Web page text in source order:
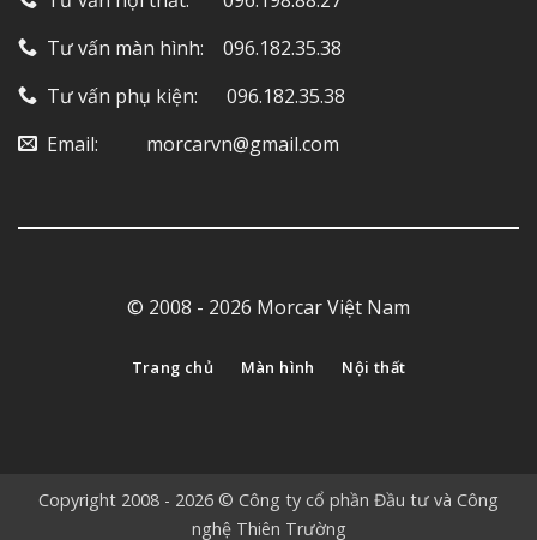
Tư vấn màn hình: ‎ ‎ ‎ 096.182.35.38
Tư vấn phụ kiện: ‎ ‎ ‎ ‎‎ ‎ 096.182.35.38
Email: ‎ ‎ ‎ ‎ ‎ ‎ ‎ ‎ ‎ morcarvn@gmail.com
© 2008 - 2026 Morcar Việt Nam
Trang chủ Màn hình Nội thất
Copyright 2008 - 2026 © Công ty cổ phần Đầu tư và Công
nghệ Thiên Trường